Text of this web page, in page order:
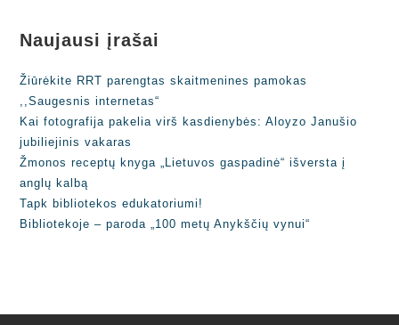
Naujausi įrašai
Žiūrėkite RRT parengtas skaitmenines pamokas
,,Saugesnis internetas“
Kai fotografija pakelia virš kasdienybės: Aloyzo Janušio
jubiliejinis vakaras
Žmonos receptų knyga „Lietuvos gaspadinė“ išversta į
anglų kalbą
Tapk bibliotekos edukatoriumi!
Bibliotekoje – paroda „100 metų Anykščių vynui“